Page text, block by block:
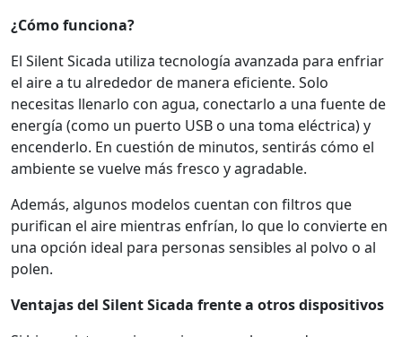
¿Cómo funciona?
El Silent Sicada utiliza tecnología avanzada para enfriar
el aire a tu alrededor de manera eficiente. Solo
necesitas llenarlo con agua, conectarlo a una fuente de
energía (como un puerto USB o una toma eléctrica) y
encenderlo. En cuestión de minutos, sentirás cómo el
ambiente se vuelve más fresco y agradable.
Además, algunos modelos cuentan con filtros que
purifican el aire mientras enfrían, lo que lo convierte en
una opción ideal para personas sensibles al polvo o al
polen.
Ventajas del Silent Sicada frente a otros dispositivos